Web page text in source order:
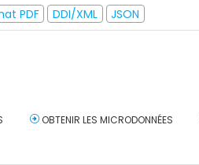
PDF DDI/XML
JSON
OBTENIR LES MICRODONNÉES